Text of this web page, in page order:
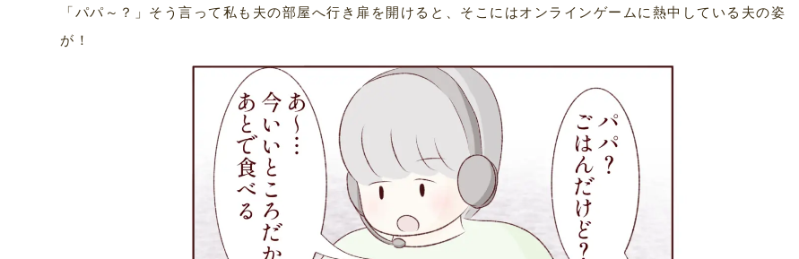
「パパ～？」そう言って私も夫の部屋へ行き扉を開けると、そこにはオンラインゲームに熱中している夫の姿
が！